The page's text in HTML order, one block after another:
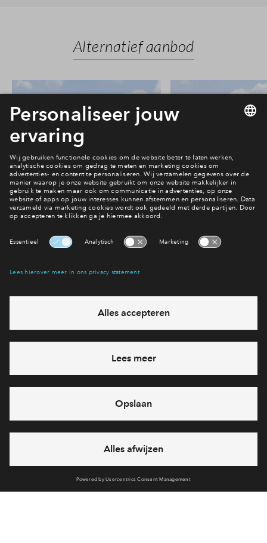
Alternatief aanbod
6
#037
In optie
Herenhuis #037
Parkzijde fase 2
In optie
Parkzijde fase
eventuele projecten
Ja, ik wil mij aanmelden
71 22 864